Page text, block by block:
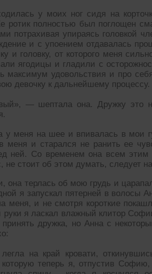
у моих ног сидя на
ротик полностью был поглощен
потрахивая упираясь головкой
и с упоением отдавалась
и головку, от которого меня
ягодицы и гладили с
максимум удовольствия и про
девочку к дальнейшему процессу.
— шептала она. Дружку это
у меня на шее и впивалась в мои
меня и старался не ранить ее
ней. Со временем она всем
не стоит об этом думать, следует
она терлась об мою грудь и
я запускал пятерней в волосы
меня, и не смотря короткие
руки я ласкал влажный клитор
дружка, но Анна с
на край кровати,
которую теперь я, отпустив